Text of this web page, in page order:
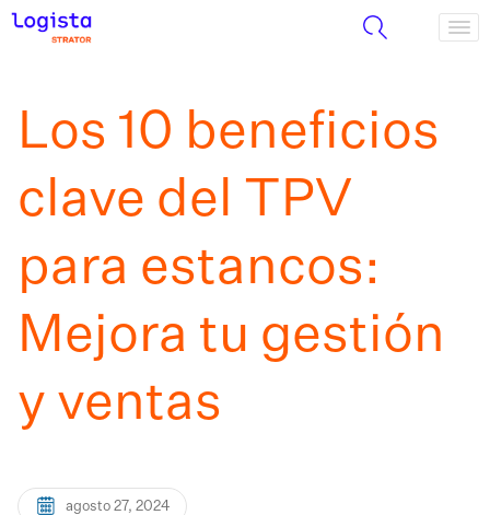
Los 10 beneficios
clave del TPV
para estancos:
Mejora tu gestión
y ventas
agosto 27, 2024